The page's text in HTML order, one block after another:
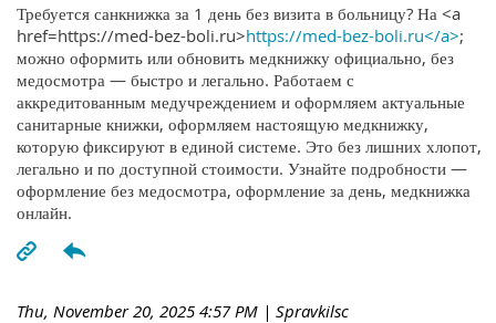
Требуется санкнижка за 1 день без визита в больницу? На <a
href=https://med-bez-boli.ru>https://med-bez-boli.ru</a>;
можно оформить или обновить медкнижку официально, без
медосмотра — быстро и легально. Работаем с
аккредитованным медучреждением и оформляем актуальные
санитарные книжки, оформляем настоящую медкнижку,
которую фиксируют в единой системе. Это без лишних хлопот,
легально и по доступной стоимости. Узнайте подробности —
оформление без медосмотра, оформление за день, медкнижка
онлайн.
Thu, November 20, 2025 4:57 PM | Spravkilsc